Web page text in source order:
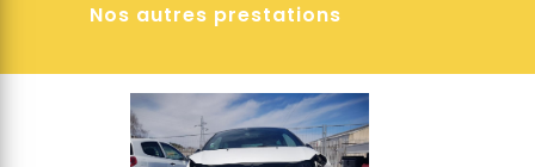
Nos autres prestations